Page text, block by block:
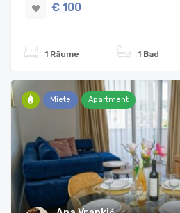
€ 100
1 Räume 1 Bad
Miete Apartment